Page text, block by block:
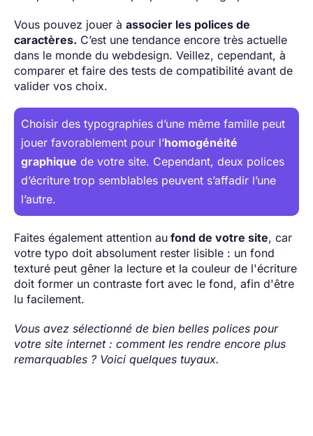
Vous pouvez jouer à associer les polices de
caractères. C’est une tendance encore très actuelle
dans le monde du webdesign. Veillez, cependant, à
comparer et faire des tests de compatibilité avant de
valider vos choix.
Choisir des typographies d’une même famille peut
jouer favorablement pour l’homogénéité
graphique de votre site. Cependant, deux polices
d’écriture trop semblables peuvent s’affadir l’une
l’autre.
Faites également attention au fond de votre site, car
votre typo doit absolument rester lisible : un fond
texturé peut gêner la lecture et la couleur de l'écriture
doit former un contraste fort avec le fond, afin d'être
lu facilement.
Vous avez sélectionné de bien belles polices pour
votre site internet : comment les rendre encore plus
remarquables ? Voici quelques tuyaux.